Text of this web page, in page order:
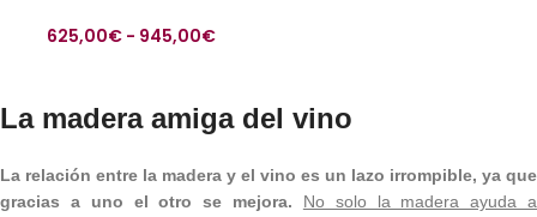
625,00€ - 945,00€
La madera amiga del vino
La relación entre la madera y el vino es un lazo irrompible, ya que
gracias a uno el otro se mejora.
No solo la madera ayuda a